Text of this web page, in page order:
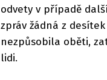
odvety v případě
zpráv žádná z
nezpůsobila oběti,
lidi.